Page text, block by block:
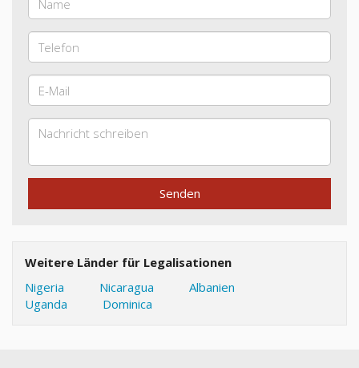
Senden
Weitere Länder für Legalisationen
Nigeria
Nicaragua
Albanien
Uganda
Dominica